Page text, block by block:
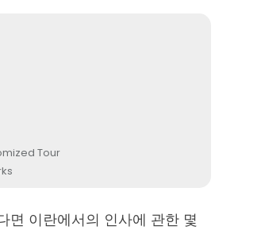
Tour
면 이란에서의 인사에 관한 몇